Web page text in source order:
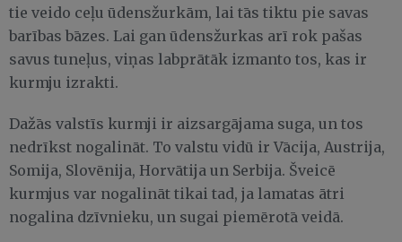
tie veido ceļu ūdensžurkām, lai tās tiktu pie savas
barības bāzes. Lai gan ūdensžurkas arī rok pašas
savus tuneļus, viņas labprātāk izmanto tos, kas ir
kurmju izrakti.
Dažās valstīs kurmji ir aizsargājama suga, un tos
nedrīkst nogalināt. To valstu vidū ir Vācija, Austrija,
Somija, Slovēnija, Horvātija un Serbija. Šveicē
kurmjus var nogalināt tikai tad, ja lamatas ātri
nogalina dzīvnieku, un sugai piemērotā veidā.